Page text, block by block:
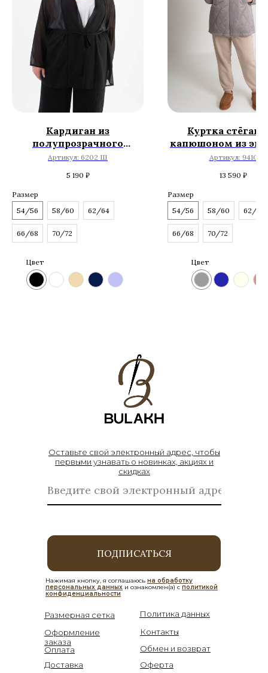
Кардиган из
полупрозрачного
шифона
Артикул: 6202 Ш
5 190 ₽
Размер
54/56
58/60 62/64
66/68 70/72
Цвет
Куртка
капюшоном из
Артикул: 9410
13 590 ₽
Размер
54/56
58/60 62/64
66/68 70/72
Цвет
Размерная сетка
Оформление
заказа
Оплата
Доставка
Обмен и возврат
Контакты
Оставьте свой электронный адрес, чтобы
первыми узнавать о новинках, акциях и
скидках
Политика данных
Оферта
ПОДПИСАТЬСЯ
Нажимая кнопку, я соглашаюсь на обработку
персональных данных и ознакомлен(а) с политикой
конфиденциальности